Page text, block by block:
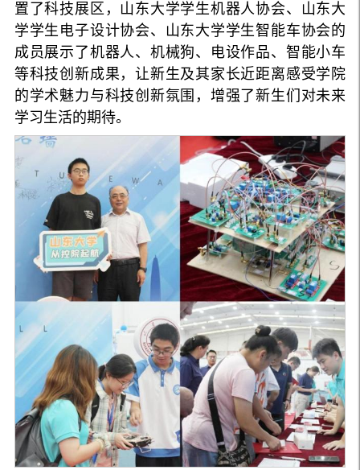
置了科技展区，山东大学学生机器人协会、山东大
学学生电子设计协会、山东大学学生智能车协会的
成员展示了机器人、机械狗、电设作品、智能小车
等科技创新成果，让新生及其家长近距离感受学院
的学术魅力与科技创新氛围，增强了新生们对未来
学习生活的期待。